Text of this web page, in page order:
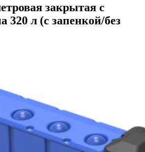
закрытая с
320 л (с запенкой/без